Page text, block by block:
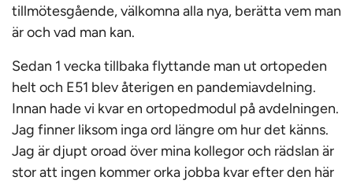
tillmötesgående, välkomna alla nya, berätta vem man
är och vad man kan.
Sedan 1 vecka tillbaka flyttande man ut ortopeden
helt och E51 blev återigen en pandemiavdelning.
Innan hade vi kvar en ortopedmodul på avdelningen.
Jag finner liksom inga ord längre om hur det känns.
Jag är djupt oroad över mina kollegor och rädslan är
stor att ingen kommer orka jobba kvar efter den här